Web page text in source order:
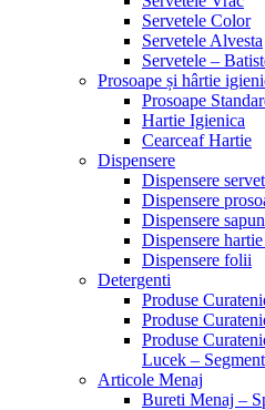
Servetele Color
Servetele Alvesta
Servetele –
Prosoape și hârtie
Prosoape
Hartie Igienica
Cearceaf Hartie
Dispensere
Dispensere
Dispensere
Dispensere sapun
Dispensere
Dispensere folii
Detergenti
Produse
Produse
Produse
Lucek – Segment
Articole Menaj
Bureti Menaj –